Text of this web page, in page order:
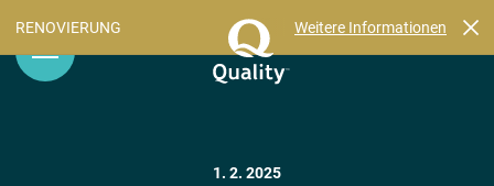
1. 2. 2025
RENOVIERUNG Weitere Informationen